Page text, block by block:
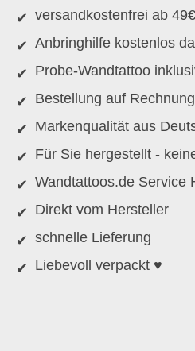
versandkostenfrei ab
Anbringhilfe kostenlos
Probe-Wandtattoo
Bestellung auf
Markenqualität aus
Für Sie hergestellt -
Wandtattoos.de Service
Direkt vom Hersteller
schnelle Lieferung
Liebevoll verpackt ♥